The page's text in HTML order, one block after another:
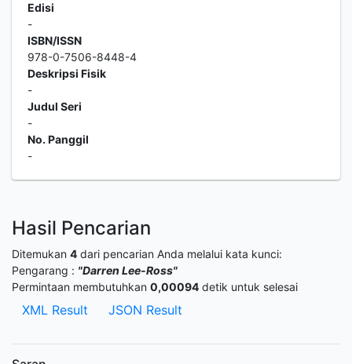
Edisi
-
ISBN/ISSN
978-0-7506-8448-4
Deskripsi Fisik
-
Judul Seri
-
No. Panggil
-
Hasil Pencarian
Ditemukan 4 dari pencarian Anda melalui kata kunci:
Pengarang : "Darren Lee-Ross"
Permintaan membutuhkan 0,00094 detik untuk selesai
XML Result JSON Result